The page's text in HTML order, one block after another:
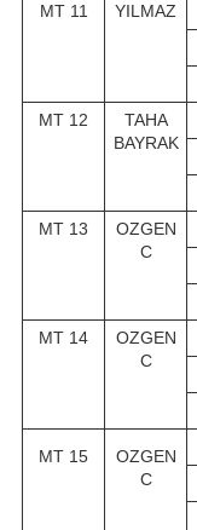
MT 11 YILMAZ
MT 12
TAHA
BAYRAK
MT 13
OZGEN
C
MT 14
OZGEN
C
MT 15
OZGEN
C